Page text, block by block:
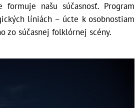
našu súčasnosť. Program
líniách – úcte k osobnostiam
zo súčasnej folklórnej scény.